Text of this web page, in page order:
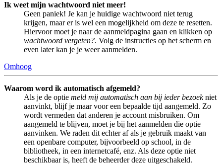
Ik weet mijn wachtwoord niet meer!
Geen paniek! Je kan je huidige wachtwoord niet terug
krijgen, maar er is wel een mogelijkheid om deze te resetten.
Hiervoor moet je naar de aanmeldpagina gaan en klikken op
wachtwoord vergeten?. Volg de instructies op het scherm en
even later kan je je weer aanmelden.
Omhoog
Waarom word ik automatisch afgemeld?
Als je de optie meld mij automatisch aan bij ieder bezoekniet
aanvinkt, blijf je maar voor een bepaalde tijd aangemeld. Zo
wordt vermeden dat anderen je account misbruiken. Om
aangemeld te blijven, moet je bij het aanmelden die optie
aanvinken. We raden dit echter af als je gebruik maakt van
een openbare computer, bijvoorbeeld op school, in de
bibliotheek, in een internetcafé, enz. Als deze optie niet
beschikbaar is, heeft de beheerder deze uitgeschakeld.